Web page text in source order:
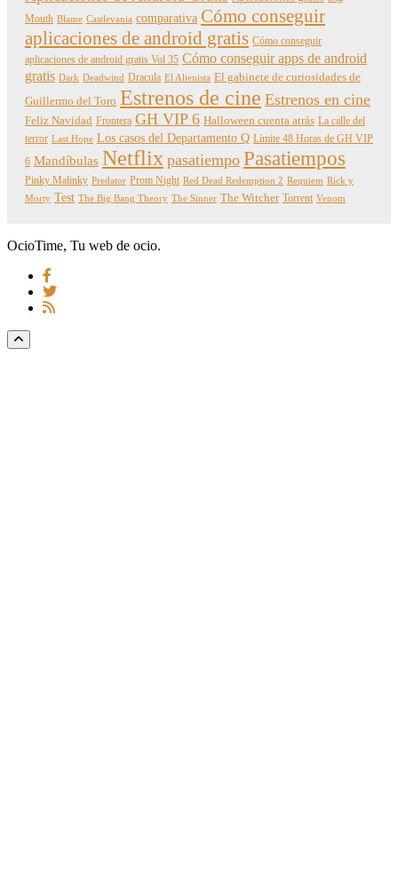
Mouth Blame Castlevania comparativa Cómo conseguir
aplicaciones de android gratis Cómo conseguir
aplicaciones de android gratis Vol 35 Cómo conseguir apps de android
gratis Dark Deadwind Dracula El Alienista El gabinete de curiosidades de
Guillermo del Toro Estrenos de cine Estrenos en cine
Feliz Navidad Frontera GH VIP 6 Halloween cuenta atrás La calle del
terror Last Hope Los casos del Departamento Q Límite 48 Horas de GH VIP
6 Mandíbulas Netflix pasatiempo Pasatiempos
Pinky Malinky Predator Prom Night Red Dead Redemption 2 Requiem Rick y
Morty Test The Big Bang Theory The Sinner The Witcher Torrent Venom
OcioTime, Tu web de ocio.